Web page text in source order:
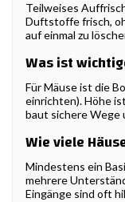
Teilweises
Duftstoffe frisch,
auf einmal zu
Was ist
Für Mäuse ist die
einrichten). Höhe
baut sichere Wege
Wie viele
Mindestens ein
mehrere
Eingänge sind oft